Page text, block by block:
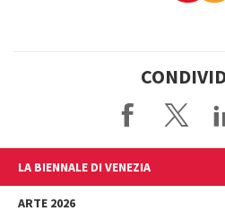
LA BIENNALE DI VENEZIA
L'Istituzione
ARTE 2026